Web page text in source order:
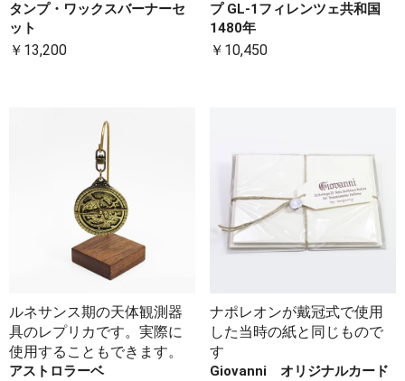
タンプ・ワックスバーナーセ
ット
￥13,200
プ GL-1フィレンツェ共和国
1480年
￥10,450
ルネサンス期の天体観測器
具のレプリカです。実際に
使用することもできます。
アストロラーベ
ナポレオンが戴冠式で使用
した当時の紙と同じもので
す
Giovanni オリジナルカード